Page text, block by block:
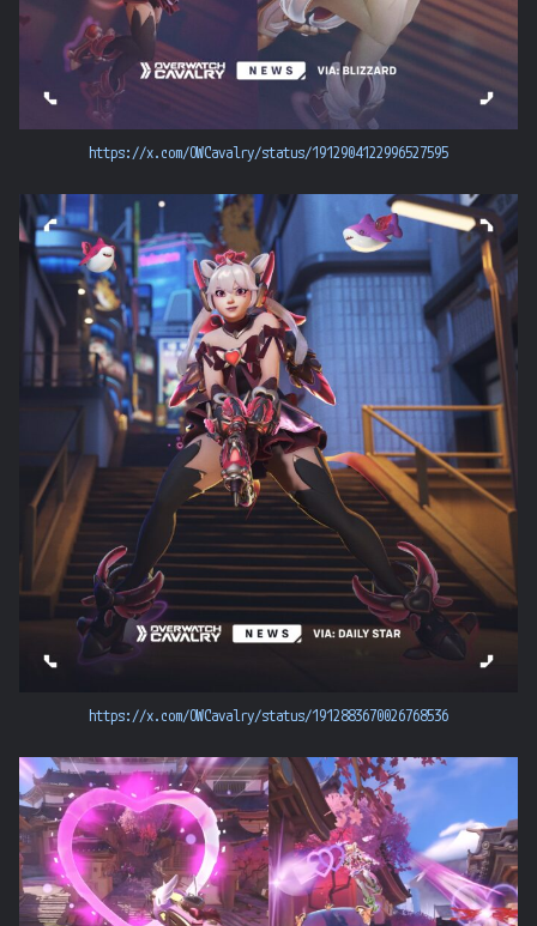
https://x.com/OWCavalry/status/1912904122996527595
https://x.com/OWCavalry/status/1912883670026768536